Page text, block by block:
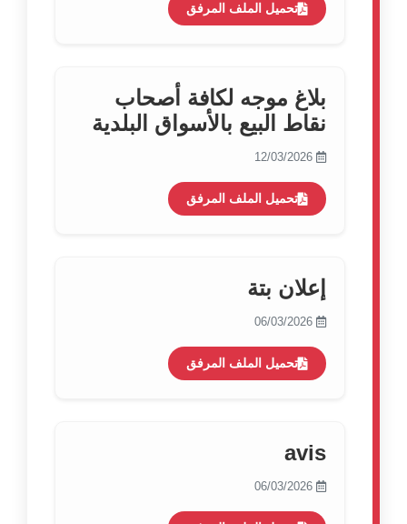
تحميل الملف المرفق
بلاغ موجه لكافة أصحاب
نقاط البيع بالأسواق البلدية
تحميل الملف المرفق
إعلان بتة
تحميل الملف المرفق
avis